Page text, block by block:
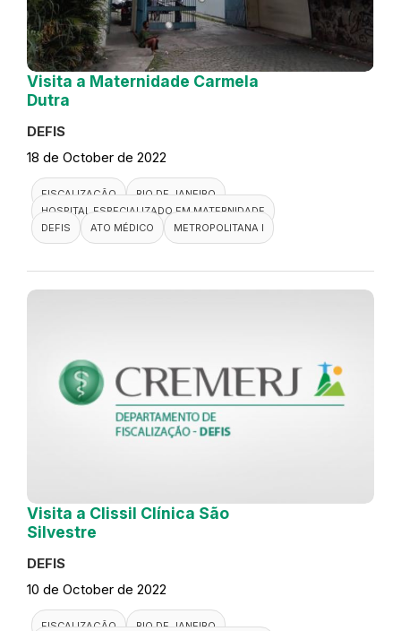
Visita a Maternidade Carmela
Dutra
DEFIS
18 de October de 2022
FISCALIZAÇÃO
RIO DE JANEIRO
HOSPITAL ESPECIALIZADO EM MATERNIDADE
DEFIS
ATO MÉDICO METROPOLITANA I
Visita a Clissil Clínica São
Silvestre
DEFIS
10 de October de 2022
FISCALIZAÇÃO
RIO DE JANEIRO